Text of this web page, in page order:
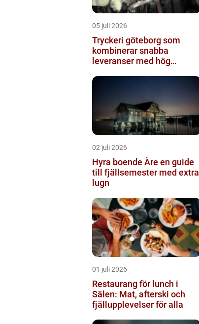
05 juli 2026
Tryckeri göteborg som
kombinerar snabba
leveranser med hög
02 juli 2026
Hyra boende Åre en guide
till fjällsemester med extra
lugn
01 juli 2026
Restaurang för lunch i
Sälen: Mat, afterski och
fjällupplevelser för alla